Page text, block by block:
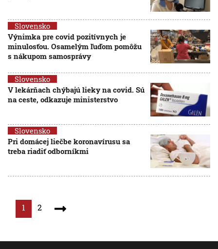
Slovensko
Výnimka pre covid pozitívnych je
minulosťou. Osamelým ľuďom pomôžu
s nákupom samosprávy
Slovensko
V lekárňach chýbajú lieky na covid. Sú
na ceste, odkazuje ministerstvo
Slovensko
Pri domácej liečbe koronavírusu sa
treba riadiť odborníkmi
1 2